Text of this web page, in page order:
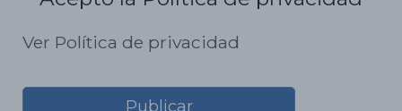
Ver Política de privacidad